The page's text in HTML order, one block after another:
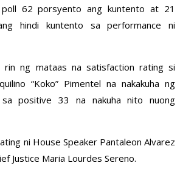
62 porsyento ang kuntento at 21
hindi kuntento sa performance ni
rin ng mataas na satisfaction rating si
“Koko” Pimentel na nakakuha ng
positive 33 na nakuha nito nuong
ni House Speaker Pantaleon Alvarez
Justice Maria Lourdes Sereno.